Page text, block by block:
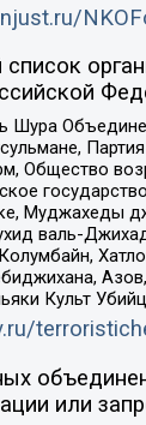
Общество
Муджахеды
валь-
Культ
или